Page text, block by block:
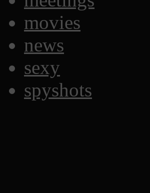
movies
news
sexy
spyshots